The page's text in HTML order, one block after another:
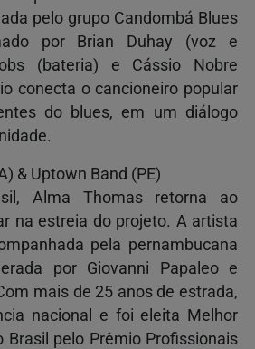
pelo grupo Candombá Blues
por Brian Duhay (voz e
(bateria) e Cássio Nobre
conecta o cancioneiro popular
do blues, em um diálogo
& Uptown Band (PE)
Alma Thomas retorna ao
na estreia do projeto. A artista
pela pernambucana
por Giovanni Papaleo e
mais de 25 anos de estrada,
nacional e foi eleita Melhor
Brasil pelo Prêmio Profissionais